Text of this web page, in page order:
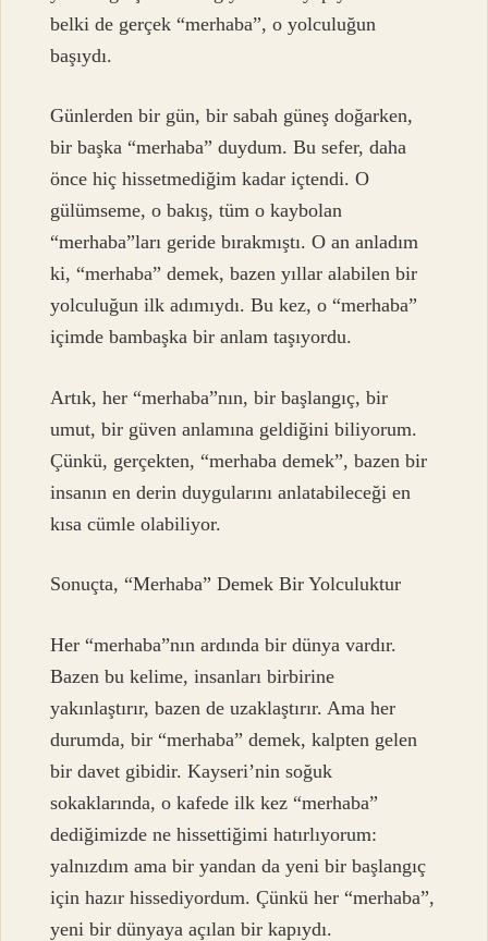
belki de gerçek “merhaba”, o yolculuğun
başıydı.
Günlerden bir gün, bir sabah güneş doğarken,
bir başka “merhaba” duydum. Bu sefer, daha
önce hiç hissetmediğim kadar içtendi. O
gülümseme, o bakış, tüm o kaybolan
“merhaba”ları geride bırakmıştı. O an anladım
ki, “merhaba” demek, bazen yıllar alabilen bir
yolculuğun ilk adımıydı. Bu kez, o “merhaba”
içimde bambaşka bir anlam taşıyordu.
Artık, her “merhaba”nın, bir başlangıç, bir
umut, bir güven anlamına geldiğini biliyorum.
Çünkü, gerçekten, “merhaba demek”, bazen bir
insanın en derin duygularını anlatabileceği en
kısa cümle olabiliyor.
Sonuçta, “Merhaba” Demek Bir Yolculuktur
Her “merhaba”nın ardında bir dünya vardır.
Bazen bu kelime, insanları birbirine
yakınlaştırır, bazen de uzaklaştırır. Ama her
durumda, bir “merhaba” demek, kalpten gelen
bir davet gibidir. Kayseri’nin soğuk
sokaklarında, o kafede ilk kez “merhaba”
dediğimizde ne hissettiğimi hatırlıyorum:
yalnızdım ama bir yandan da yeni bir başlangıç
için hazır hissediyordum. Çünkü her “merhaba”,
yeni bir dünyaya açılan bir kapıydı.